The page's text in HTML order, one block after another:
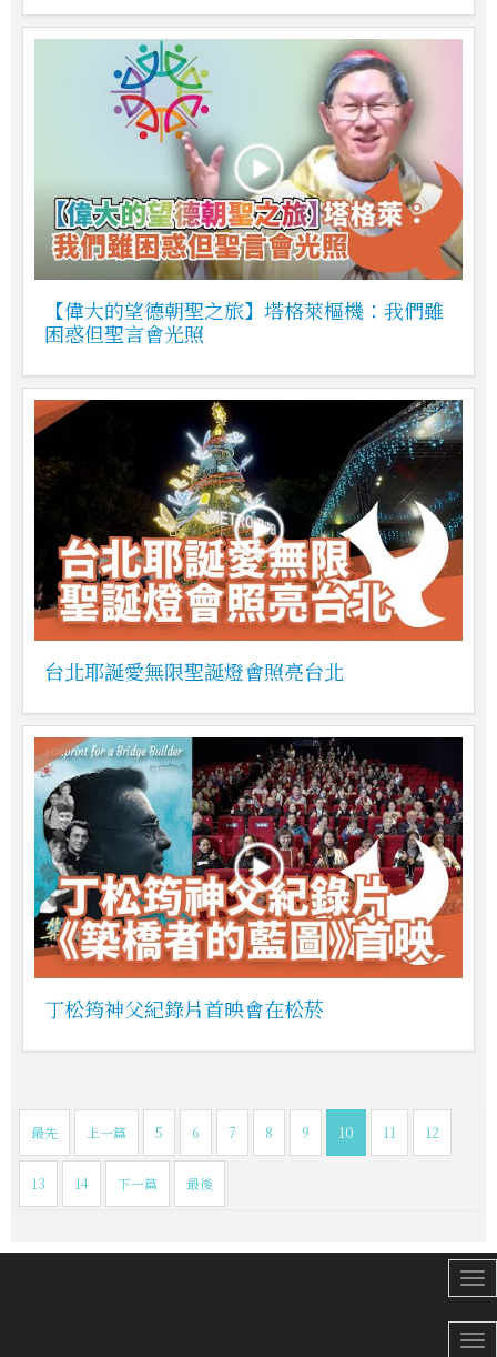
【偉大的望德朝聖之旅】塔格萊樞機：我們雖
困惑但聖言會光照
台北耶誕愛無限聖誕燈會照亮台北
丁松筠神父紀錄片首映會在松菸
最先 上一篇 5 6 7 8 9 10 11 12
13 14 下一篇 最後